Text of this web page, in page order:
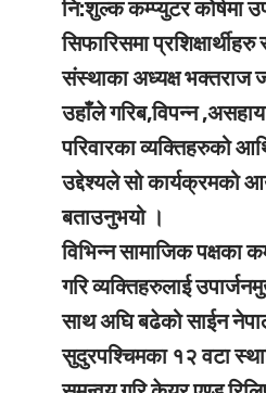
नि:शुल्क कम्प्युटर कोर्षमा
सिफारिसमा
संस्थाका अध्यक्ष भक्तराज
उहाँले गरिब,विपन्न
परिवारका व्यक्तिहरुको
उद्देश्यले सो कार्यक्रमको
बताउनुभयो ।
विभिन्न सामाजिक पक्षका
गरि व्यक्तिहरुलाई
साथ अघि बढेको साईन
सुदुरपश्चिमका १२ वटा